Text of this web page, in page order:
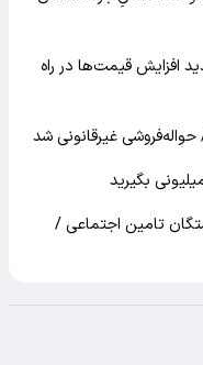
افزایش قیمت‌ها در راه
حواله‌فروشی غیرقانونی شد
تامین اجتماعی /